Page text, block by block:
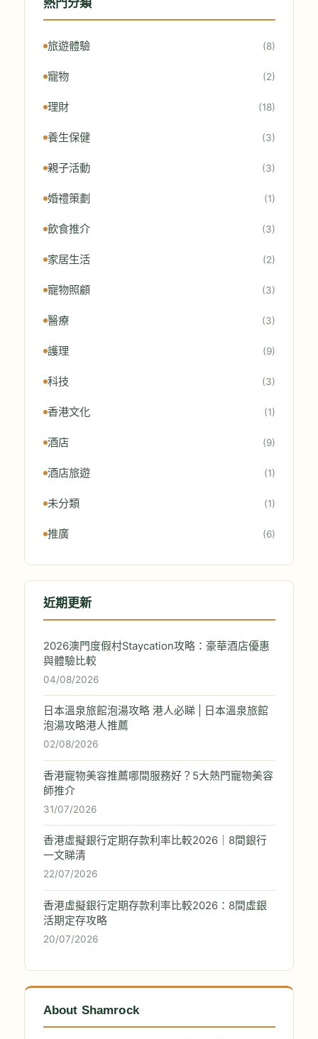
熱門分類
旅遊體驗 (8)
寵物 (2)
理財 (18)
養生保健 (3)
親子活動 (3)
婚禮策劃 (1)
飲食推介 (3)
家居生活 (2)
寵物照顧 (3)
醫療 (3)
護理 (9)
科技 (3)
香港文化 (1)
酒店 (9)
酒店旅遊 (1)
未分類 (1)
推廣 (6)
近期更新
2026澳門度假村Staycation攻略：豪華酒店優惠
與體驗比較
04/08/2026
日本溫泉旅館泡湯攻略 港人必睇 | 日本溫泉旅館
泡湯攻略港人推薦
02/08/2026
香港寵物美容推薦哪間服務好？5大熱門寵物美容
師推介
31/07/2026
香港虛擬銀行定期存款利率比較2026｜8間銀行
一文睇清
22/07/2026
香港虛擬銀行定期存款利率比較2026：8間虛銀
活期定存攻略
20/07/2026
About Shamrock